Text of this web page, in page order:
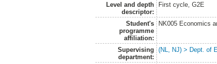
Level and depth
descriptor:
First cycle, G2E
Student's
programme
affiliation:
NK005 Economics
Supervising
department:
(NL, NJ) > Dept. of